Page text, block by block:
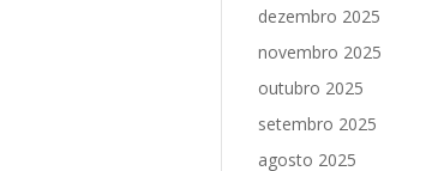
dezembro 2025
novembro 2025
outubro 2025
setembro 2025
agosto 2025